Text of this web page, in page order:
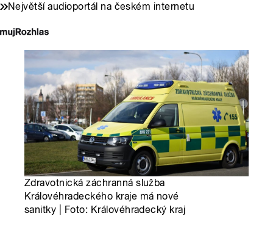
Největší audioportál na českém internetu
Zdravotnická záchranná služba
Královéhradeckého kraje má nové
sanitky | Foto: Královéhradecký kraj